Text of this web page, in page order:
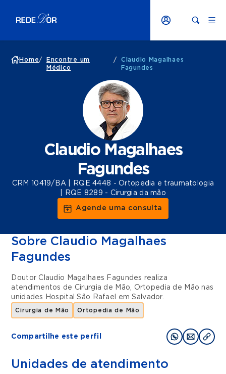
Home/
Encontre um
Médico
/
Claudio Magalhaes
Fagundes
Claudio Magalhaes
Fagundes
CRM 10419/BA | RQE 4448 - Ortopedia e traumatologia
| RQE 8289 - Cirurgia da mão
Agende uma consulta
Sobre Claudio Magalhaes
Fagundes
Doutor Claudio Magalhaes Fagundes realiza
atendimentos de Cirurgia de Mão, Ortopedia de Mão nas
unidades
Hospital São Rafael emSalvador.
Cirurgia de Mão Ortopedia de Mão
Compartilhe este perfil
Unidades de atendimento